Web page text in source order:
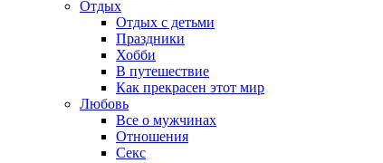
Отдых
Отдых с детьми
Праздники
Хобби
В путешествие
Как прекрасен этот мир
Любовь
Все о мужчинах
Отношения
Секс